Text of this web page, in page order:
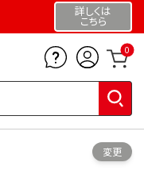
詳しくは
こちら
0
変更